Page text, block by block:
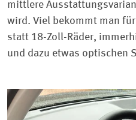
mittlere
wird. Viel bekommt man
statt 18-Zoll-Räder,
und dazu etwas optischen